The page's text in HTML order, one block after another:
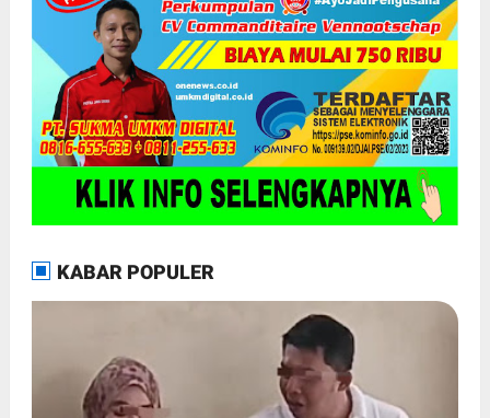
KABAR POPULER